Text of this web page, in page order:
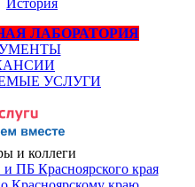
История
ЛАБОРАТОРИЯ
УСЛУГИ
и коллеги
ПБ Красноярского края